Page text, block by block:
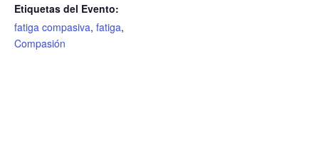
Etiquetas del Evento:
fatiga compasiva, fatiga,
Compasión